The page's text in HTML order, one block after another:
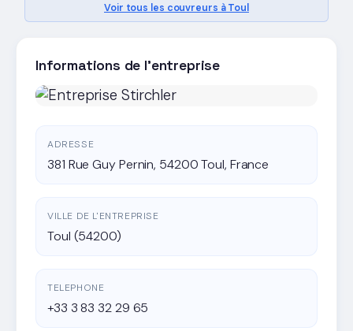
Voir tous les couvreurs à Toul
Informations de l'entreprise
ADRESSE
381 Rue Guy Pernin, 54200 Toul, France
VILLE DE L'ENTREPRISE
Toul (54200)
TELEPHONE
+33 3 83 32 29 65